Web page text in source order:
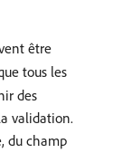
être
tous les
des
validation.
du champ